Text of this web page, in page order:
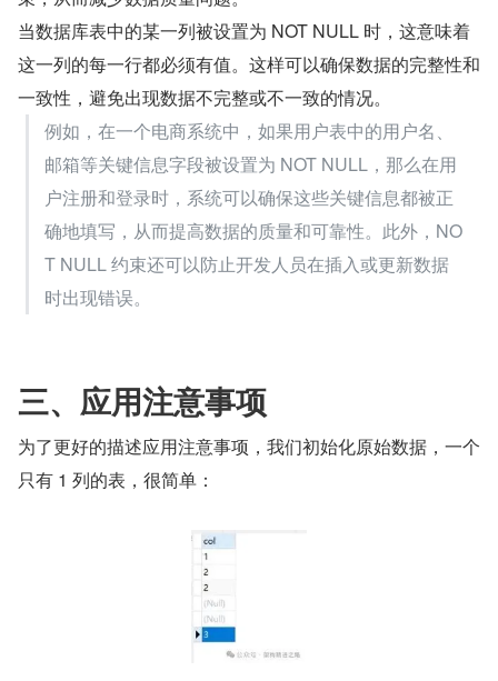
当数据库表中的某一列被设置为 NOT NULL 时，这意味着
这一列的每一行都必须有值。这样可以确保数据的完整性和
一致性，避免出现数据不完整或不一致的情况。
例如，在一个电商系统中，如果用户表中的用户名、
邮箱等关键信息字段被设置为 NOT NULL，那么在用
户注册和登录时，系统可以确保这些关键信息都被正
确地填写，从而提高数据的质量和可靠性。此外，NO
T NULL 约束还可以防止开发人员在插入或更新数据
时出现错误。
三、应用注意事项
为了更好的描述应用注意事项，我们初始化原始数据，一个
只有 1 列的表，很简单：